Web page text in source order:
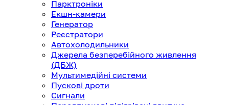
Парктроніки
Екшн-камери
Генератор
Реєстратори
Автохолодильники
Джерела безперебійного живлення
(ДБЖ)
Мультимедійні системи
Пускові дроти
Сигнали